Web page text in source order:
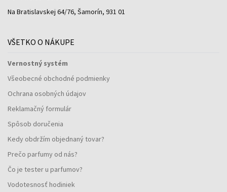
Na Bratislavskej 64/76, Šamorín, 931 01
VŠETKO O NÁKUPE
Vernostný systém
Všeobecné obchodné podmienky
Ochrana osobných údajov
Reklamačný formulár
Spôsob doručenia
Kedy obdržím objednaný tovar?
Prečo parfumy od nás?
Čo je tester u parfumov?
Vodotesnosť hodiniek